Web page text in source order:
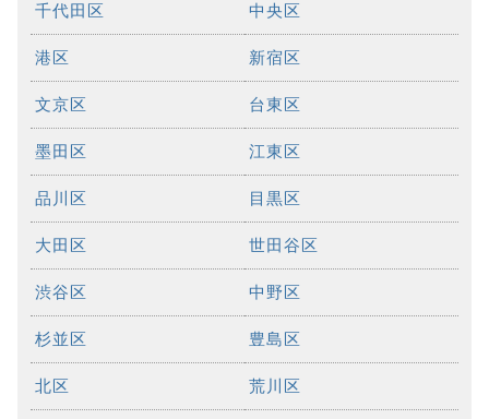
千代田区 中央区
港区 新宿区
文京区 台東区
墨田区 江東区
品川区 目黒区
大田区 世田谷区
渋谷区 中野区
杉並区 豊島区
北区 荒川区